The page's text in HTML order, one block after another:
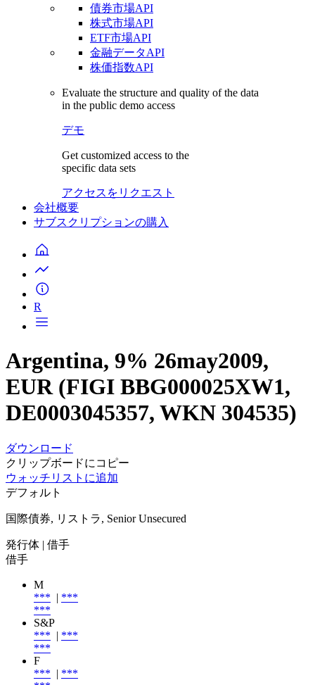
債券市場API
株式市場API
ETF市場API
金融データAPI
株価指数API
Evaluate the structure and quality of the data
in the public demo access
デモ
Get customized access to the
specific data sets
アクセスをリクエスト
会社概要
サブスクリプションの購入
R
Argentina, 9% 26may2009,
EUR (FIGI BBG000025XW1,
DE0003045357, WKN 304535)
ダウンロード
クリップボードにコピー
ウォッチリストに追加
デフォルト
国際債券, リストラ, Senior Unsecured
発行体 | 借手
借手
M
*** | ***
***
S&P
*** | ***
***
F
*** | ***